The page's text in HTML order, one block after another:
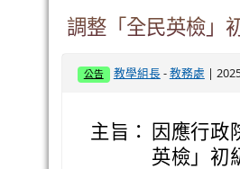
調整「全民英檢」
公告 教學組長- 教務處 |
主旨：
因應行政
英檢」初